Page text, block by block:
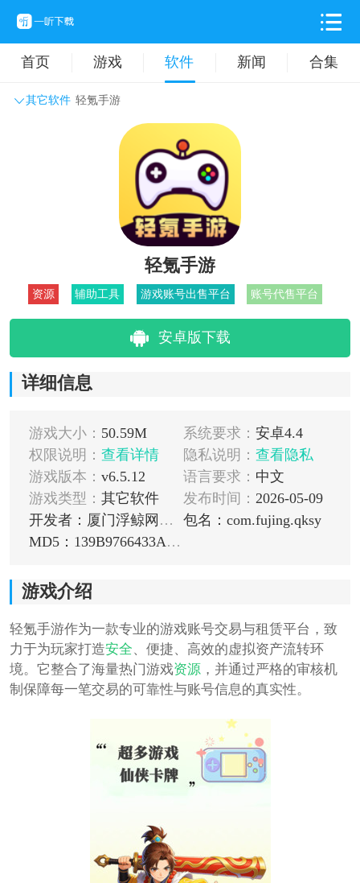
首页 游戏 软件 新闻 合集
其它软件 轻氪手游
主题壁纸 旅游出行
拍摄美化 时尚购物
轻氪手游
资源 辅助工具 游戏账号出售平台 账号代售平台
安卓版下载
详细信息
游戏大小： 50.59M 系统要求： 安卓4.4
权限说明： 查看详情 隐私说明： 查看隐私
游戏版本： v6.5.12 语言要求： 中文
游戏类型： 其它软件 发布时间： 2026-05-09
开发者：厦门浮鲸网络科技有限公司
包名：com.fujing.qksy
MD5：139B9766433A3EEB01EBA4AED19F5FB7
游戏介绍
轻氪手游作为一款专业的游戏账号交易与租赁平台，致
力于为玩家打造安全、便捷、高效的虚拟资产流转环
境。它整合了海量热门游戏资源，并通过严格的审核机
制保障每一笔交易的可靠性与账号信息的真实性。